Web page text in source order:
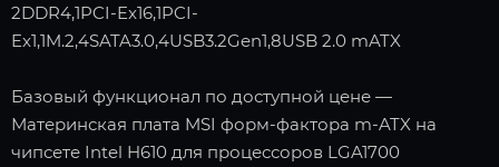
2DDR4,1PCI-Ex16,1PCI-
Ex1,1M.2,4SATA3.0,4USB3.2Gen1,8USB 2.0 mATX
Базовый функционал по доступной цене —
Материнская плата MSI форм-фактора m-ATX на
чипсете Intel H610 для процессоров LGA1700